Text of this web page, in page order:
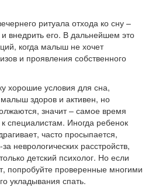
ритуала отхода ко сну –
внедрить его. В дальнейшем это
когда малыш не хочет
и проявления собственного
хорошие условия для сна,
здоров и активен, но
значит – самое время
специалистам. Иногда ребенок
часто просыпается,
за неврологических расстройств,
детский психолог. Но если
попробуйте проверенные многими
укладывания спать.